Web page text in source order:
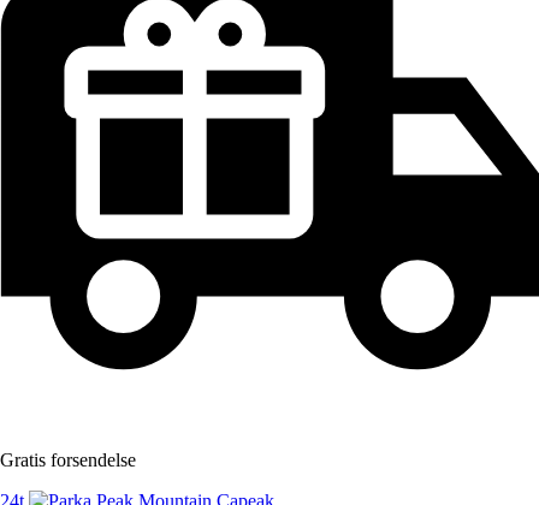
Gratis forsendelse
24t